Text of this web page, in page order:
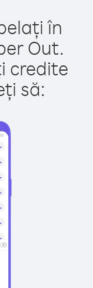
în
Out.
credite
să: